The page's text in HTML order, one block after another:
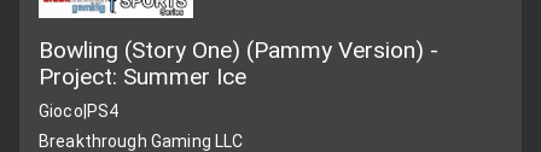
Bowling (Story One) (Pammy Version) -
Project: Summer Ice
Gioco PS4
Breakthrough Gaming LLC